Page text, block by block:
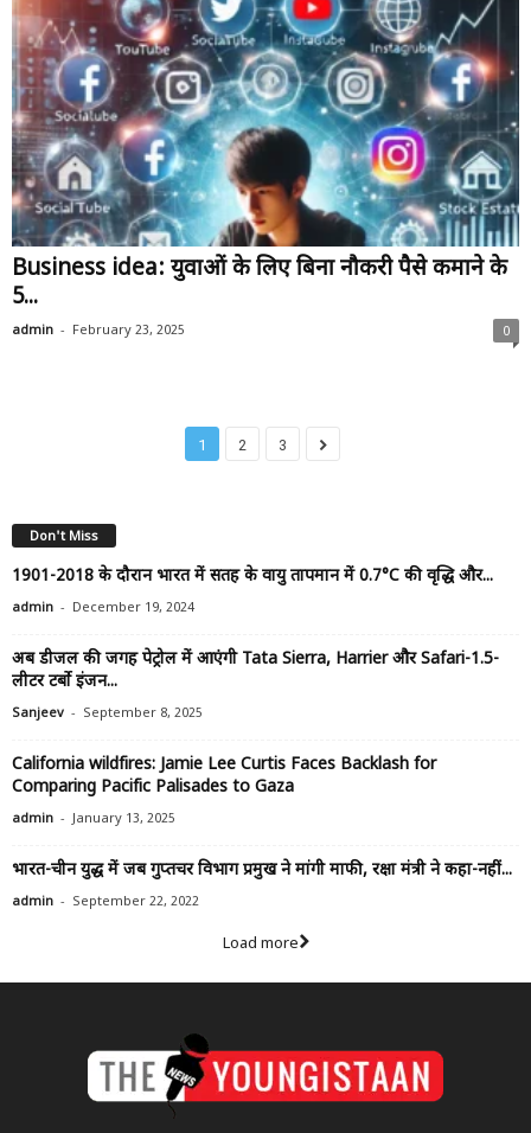
Business idea: युवाओं के लिए बिना नौकरी पैसे कमाने के
5...
admin - February 23, 2025 0
1 2 3
Don't Miss
1901-2018 के दौरान भारत में सतह के वायु तापमान में 0.7°C की वृद्धि और...
admin - December 19, 2024
अब डीजल की जगह पेट्रोल में आएंगी Tata Sierra, Harrier और Safari-1.5-
लीटर टर्बो इंजन...
Sanjeev - September 8, 2025
California wildfires: Jamie Lee Curtis Faces Backlash for
Comparing Pacific Palisades to Gaza
admin - January 13, 2025
भारत-चीन युद्ध में जब गुप्तचर विभाग प्रमुख ने मांगी माफी, रक्षा मंत्री ने कहा-नहीं...
admin - September 22, 2022
Load more